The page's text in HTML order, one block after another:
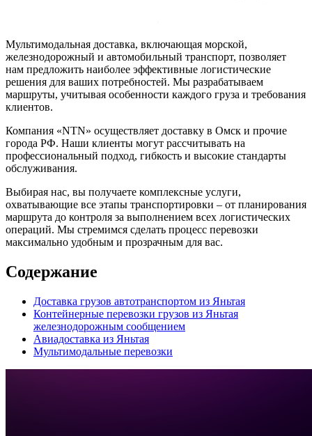
Мультимодальная доставка, включающая морской,
железнодорожный и автомобильный транспорт, позволяет
нам предложить наиболее эффективные логистические
решения для ваших потребностей. Мы разрабатываем
маршруты, учитывая особенности каждого груза и требования
клиентов.
Компания «NTN» осуществляет доставку в Омск и прочие
города РФ. Наши клиенты могут рассчитывать на
профессиональный подход, гибкость и высокие стандарты
обслуживания.
Выбирая нас, вы получаете комплексные услуги,
охватывающие все этапы транспортировки – от планирования
маршрута до контроля за выполнением всех логистических
операций. Мы стремимся сделать процесс перевозки
максимально удобным и прозрачным для вас.
Содержание
Доставка грузов автотранспортом из Яньтая
Контейнерные перевозки грузов из Яньтая
железнодорожным сообщением
Авиадоставка из Яньтая
Мультимодальные перевозки